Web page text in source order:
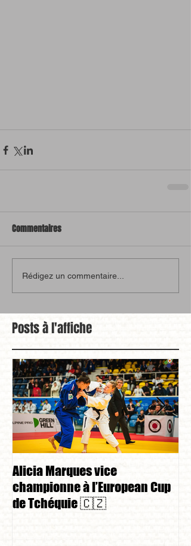
Commentaires
Rédigez un commentaire...
Posts à l'affiche
Alicia Marques vice
championne à l’European Cup
de Tchéquie 🇨🇿